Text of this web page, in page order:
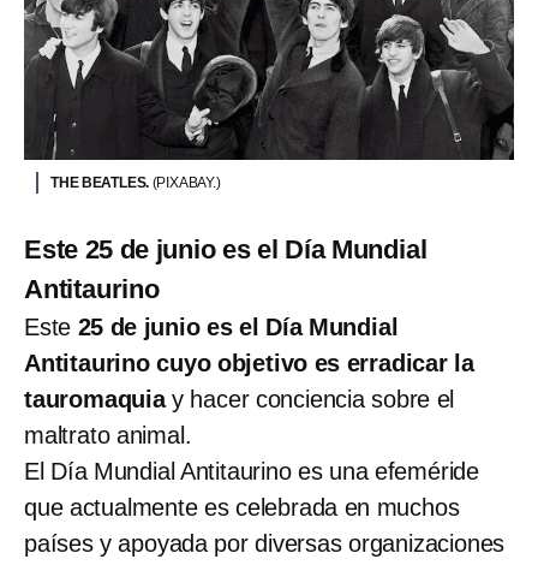
THE BEATLES. (PIXABAY.)
Este 25 de junio es el Día Mundial
Antitaurino
Este 25 de junio es el Día Mundial
Antitaurino cuyo objetivo es erradicar la
tauromaquiay hacer conciencia sobre el
maltrato animal.
El Día Mundial Antitaurino es una efeméride
que actualmente es celebrada en muchos
países y apoyada por diversas organizaciones